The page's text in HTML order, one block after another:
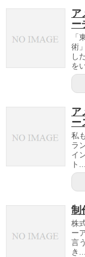
ア
ー
「
術
し
を
ア
ー
私
ラ
イ
ト...
制
株
ー
言
き...